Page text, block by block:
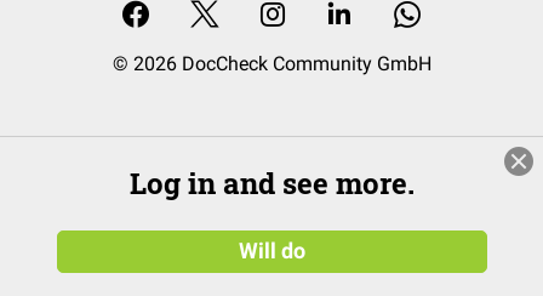
© 2026 DocCheck Community GmbH
Log in and see more.
Will do